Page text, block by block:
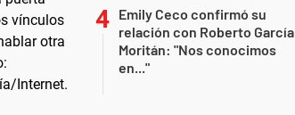
Emily Ceco confirmó su
relación con Roberto García
Moritán: "Nos conocimos
en..."